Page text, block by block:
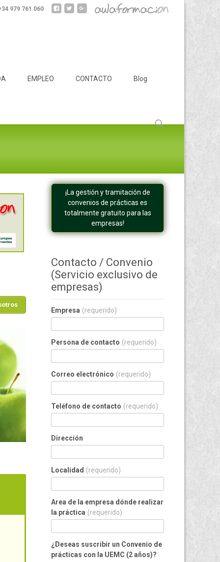
979 761 060
EMPLEO CONTACTO Blog
Buscar:
¡La gestión y tramitación de
convenios de prácticas es
totalmente gratuito para las
empresas!
Contacto / Convenio
(Servicio exclusivo de
empresas)
Empresa (requerido)
Persona de contacto (requerido)
Correo electrónico (requerido)
Teléfono de contacto (requerido)
Dirección
Localidad (requerido)
Area de la empresa dónde realizar
la práctica (requerido)
¿Deseas suscribir un Convenio de
prácticas con la UEMC (2 años)?